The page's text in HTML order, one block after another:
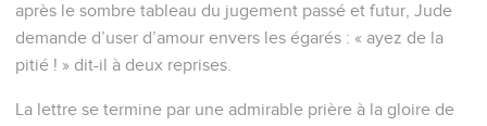
après le sombre tableau du jugement passé et futur, Jude
demande d’user d’amour envers les égarés : « ayez de la
pitié ! » dit-il à deux reprises.
La lettre se termine par une admirable prière à la gloire de